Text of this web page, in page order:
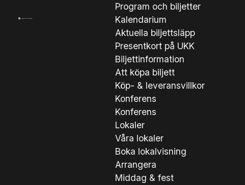
Program och biljetter
Kalendarium
Aktuella biljettsläpp
Presentkort på UKK
Biljettinformation
Att köpa biljett
Köp- & leveransvillkor
Konferens
Konferens
Lokaler
Våra lokaler
Boka lokalvisning
Arrangera
Middag & fest